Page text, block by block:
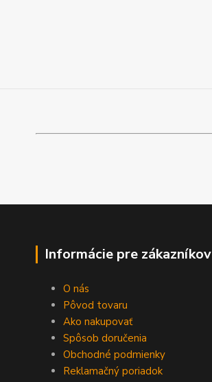
Informácie pre zákazníkov
O nás
Pôvod tovaru
Ako nakupovať
Spôsob doručenia
Obchodné podmienky
Reklamačný poriadok